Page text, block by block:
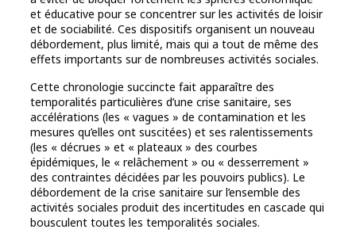
et éducative pour se concentrer sur les activités de loisir
et de sociabilité. Ces dispositifs organisent un nouveau
débordement, plus limité, mais qui a tout de même des
effets importants sur de nombreuses activités sociales.
Cette chronologie succincte fait apparaître des
temporalités particulières d’une crise sanitaire, ses
accélérations (les « vagues » de contamination et les
mesures qu’elles ont suscitées) et ses ralentissements
(les « décrues » et « plateaux » des courbes
épidémiques, le « relâchement » ou « desserrement »
des contraintes décidées par les pouvoirs publics). Le
débordement de la crise sanitaire sur l’ensemble des
activités sociales produit des incertitudes en cascade qui
bousculent toutes les temporalités sociales.